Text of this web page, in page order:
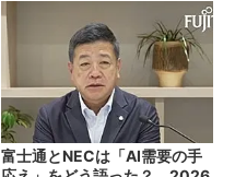
富士通とNECは「AI需要の手